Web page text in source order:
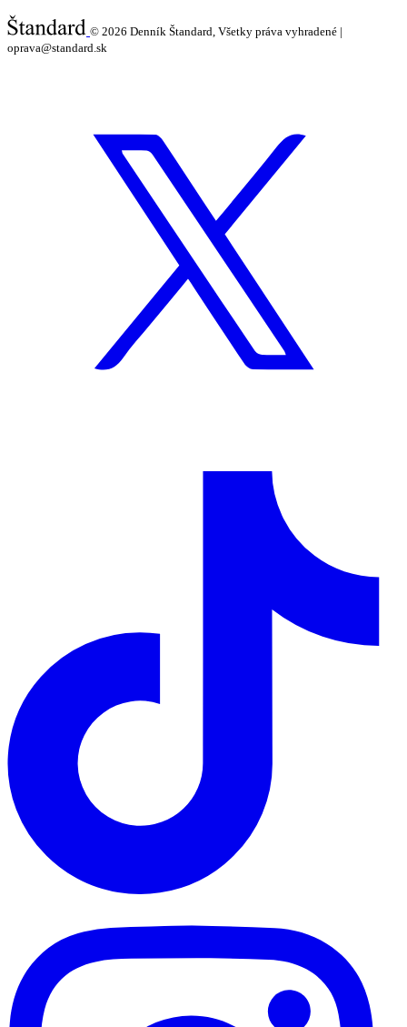
© 2026 Denník Štandard, Všetky práva vyhradené |
oprava@standard.sk